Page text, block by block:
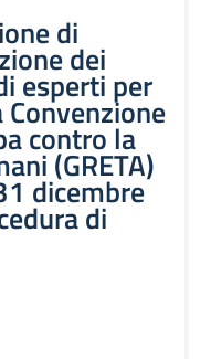
di
dei
esperti per
contro la
(GRETA)
dicembre
di